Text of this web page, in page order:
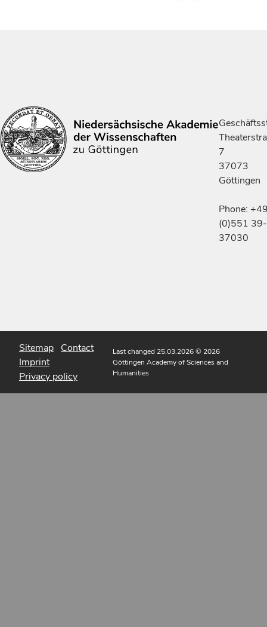
7
37073
Göttingen
Phone:
(0)551 39-
37030
Sitemap Contact
Imprint
Privacy policy
Last changed 25.03.2026© 2026
Göttingen Academy of Sciences and
Humanities